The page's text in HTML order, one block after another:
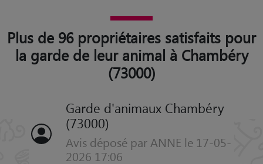
Plus de 96 propriétaires satisfaits pour
la garde de leur animal à Chambéry
(73000)
Garde d'animaux Chambéry
(73000)
Avis déposé par ANNE le 17-05-
2026 17:06